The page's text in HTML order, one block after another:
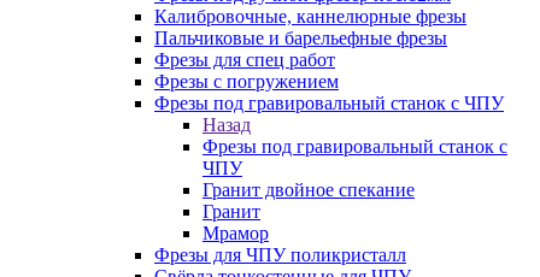
Калибровочные, каннелюрные фрезы
Пальчиковые и барельефные фрезы
Фрезы для спец работ
Фрезы с погружением
Фрезы под гравировальный станок с ЧПУ
Назад
Фрезы под гравировальный станок с
ЧПУ
Гранит двойное спекание
Гранит
Мрамор
Фрезы для ЧПУ поликристалл